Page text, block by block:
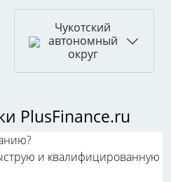
Чукотский
автономный
округ
PlusFinance.ru
и квалифицированную